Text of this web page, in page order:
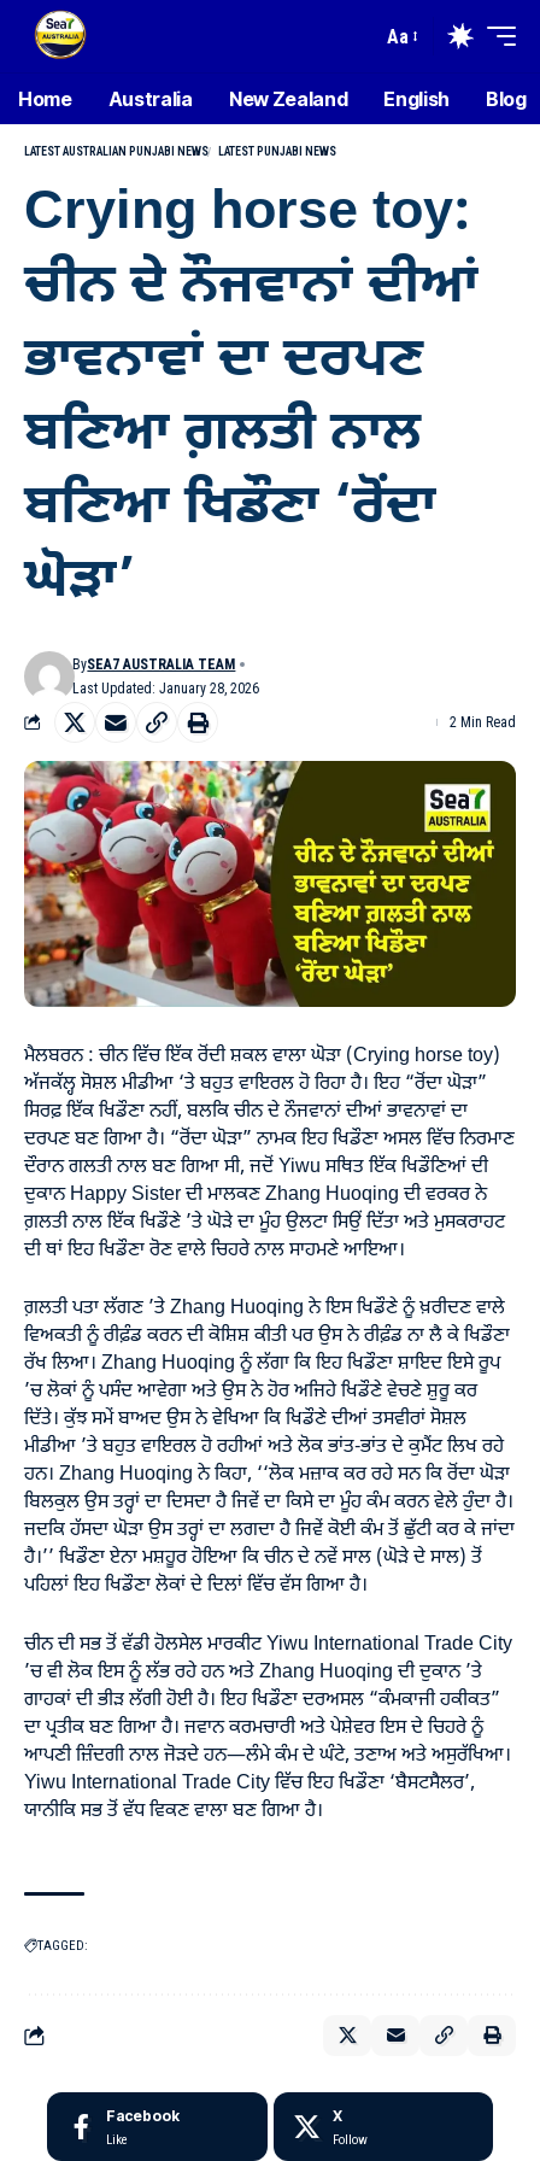
Aa
Home Australia New Zealand English Blog
LATEST AUSTRALIAN PUNJABI NEWS LATEST PUNJABI NEWS
Crying horse toy:
ਚੀਨ ਦੇ ਨੌਜਵਾਨਾਂ ਦੀਆਂ
ਭਾਵਨਾਵਾਂ ਦਾ ਦਰਪਣ
ਬਣਿਆ ਗ਼ਲਤੀ ਨਾਲ
ਬਣਿਆ ਖਿਡੌਣਾ ‘ਰੋਂਦਾ
ਘੋੜਾ’
Last Updated: January 28, 2026
BySEA7 AUSTRALIA TEAM
2 Min Read
ਮੈਲਬਰਨ : ਚੀਨ ਵਿੱਚ ਇੱਕ ਰੋਂਦੀ ਸ਼ਕਲ ਵਾਲਾ ਘੋੜਾ (Crying horse toy)
ਅੱਜਕੱਲ੍ਹ ਸੋਸ਼ਲ ਮੀਡੀਆ ‘ਤੇ ਬਹੁਤ ਵਾਇਰਲ ਹੋ ਰਿਹਾ ਹੈ। ਇਹ “ਰੋਂਦਾ ਘੋੜਾ”
ਸਿਰਫ਼ ਇੱਕ ਖਿਡੌਣਾ ਨਹੀਂ, ਬਲਕਿ ਚੀਨ ਦੇ ਨੌਜਵਾਨਾਂ ਦੀਆਂ ਭਾਵਨਾਵਾਂ ਦਾ
ਦਰਪਣ ਬਣ ਗਿਆ ਹੈ। “ਰੋਂਦਾ ਘੋੜਾ” ਨਾਮਕ ਇਹ ਖਿਡੌਣਾ ਅਸਲ ਵਿੱਚ ਨਿਰਮਾਣ
ਦੌਰਾਨ ਗਲਤੀ ਨਾਲ ਬਣ ਗਿਆ ਸੀ, ਜਦੋਂ Yiwu ਸਥਿਤ ਇੱਕ ਖਿਡੌਣਿਆਂ ਦੀ
ਦੁਕਾਨ Happy Sister ਦੀ ਮਾਲਕਣ Zhang Huoqing ਦੀ ਵਰਕਰ ਨੇ
ਗ਼ਲਤੀ ਨਾਲ ਇੱਕ ਖਿਡੌਣੇ ’ਤੇ ਘੋੜੇ ਦਾ ਮੂੰਹ ਉਲਟਾ ਸਿਉਂ ਦਿੱਤਾ ਅਤੇ ਮੁਸਕਰਾਹਟ
ਦੀ ਥਾਂ ਇਹ ਖਿਡੌਣਾ ਰੋਣ ਵਾਲੇ ਚਿਹਰੇ ਨਾਲ ਸਾਹਮਣੇ ਆਇਆ।
ਗ਼ਲਤੀ ਪਤਾ ਲੱਗਣ ’ਤੇ Zhang Huoqing ਨੇ ਇਸ ਖਿਡੌਣੇ ਨੂੰ ਖ਼ਰੀਦਣ ਵਾਲੇ
ਵਿਅਕਤੀ ਨੂੰ ਰੀਫ਼ੰਡ ਕਰਨ ਦੀ ਕੋਸ਼ਿਸ਼ ਕੀਤੀ ਪਰ ਉਸ ਨੇ ਰੀਫ਼ੰਡ ਨਾ ਲੈ ਕੇ ਖਿਡੌਣਾ
ਰੱਖ ਲਿਆ। Zhang Huoqing ਨੂੰ ਲੱਗਾ ਕਿ ਇਹ ਖਿਡੌਣਾ ਸ਼ਾਇਦ ਇਸੇ ਰੂਪ
’ਚ ਲੋਕਾਂ ਨੂੰ ਪਸੰਦ ਆਵੇਗਾ ਅਤੇ ਉਸ ਨੇ ਹੋਰ ਅਜਿਹੇ ਖਿਡੌਣੇ ਵੇਚਣੇ ਸ਼ੁਰੂ ਕਰ
ਦਿੱਤੇ। ਕੁੱਝ ਸਮੇਂ ਬਾਅਦ ਉਸ ਨੇ ਵੇਖਿਆ ਕਿ ਖਿਡੌਣੇ ਦੀਆਂ ਤਸਵੀਰਾਂ ਸੋਸ਼ਲ
ਮੀਡੀਆ ’ਤੇ ਬਹੁਤ ਵਾਇਰਲ ਹੋ ਰਹੀਆਂ ਅਤੇ ਲੋਕ ਭਾਂਤ-ਭਾਂਤ ਦੇ ਕੁਮੈਂਟ ਲਿਖ ਰਹੇ
ਹਨ। Zhang Huoqing ਨੇ ਕਿਹਾ, ‘‘ਲੋਕ ਮਜ਼ਾਕ ਕਰ ਰਹੇ ਸਨ ਕਿ ਰੋਂਦਾ ਘੋੜਾ
ਬਿਲਕੁਲ ਉਸ ਤਰ੍ਹਾਂ ਦਾ ਦਿਸਦਾ ਹੈ ਜਿਵੇਂ ਦਾ ਕਿਸੇ ਦਾ ਮੂੰਹ ਕੰਮ ਕਰਨ ਵੇਲੇ ਹੁੰਦਾ ਹੈ।
ਜਦਕਿ ਹੱਸਦਾ ਘੋੜਾ ਉਸ ਤਰ੍ਹਾਂ ਦਾ ਲਗਦਾ ਹੈ ਜਿਵੇਂ ਕੋਈ ਕੰਮ ਤੋਂ ਛੁੱਟੀ ਕਰ ਕੇ ਜਾਂਦਾ
ਹੈ।’’ ਖਿਡੌਣਾ ਏਨਾ ਮਸ਼ਹੂਰ ਹੋਇਆ ਕਿ ਚੀਨ ਦੇ ਨਵੇਂ ਸਾਲ (ਘੋੜੇ ਦੇ ਸਾਲ) ਤੋਂ
ਪਹਿਲਾਂ ਇਹ ਖਿਡੌਣਾ ਲੋਕਾਂ ਦੇ ਦਿਲਾਂ ਵਿੱਚ ਵੱਸ ਗਿਆ ਹੈ।
ਚੀਨ ਦੀ ਸਭ ਤੋਂ ਵੱਡੀ ਹੋਲਸੇਲ ਮਾਰਕੀਟ Yiwu International Trade City
’ਚ ਵੀ ਲੋਕ ਇਸ ਨੂੰ ਲੱਭ ਰਹੇ ਹਨ ਅਤੇ Zhang Huoqing ਦੀ ਦੁਕਾਨ ’ਤੇ
ਗਾਹਕਾਂ ਦੀ ਭੀੜ ਲੱਗੀ ਹੋਈ ਹੈ। ਇਹ ਖਿਡੌਣਾ ਦਰਅਸਲ “ਕੰਮਕਾਜੀ ਹਕੀਕਤ”
ਦਾ ਪ੍ਰਤੀਕ ਬਣ ਗਿਆ ਹੈ। ਜਵਾਨ ਕਰਮਚਾਰੀ ਅਤੇ ਪੇਸ਼ੇਵਰ ਇਸ ਦੇ ਚਿਹਰੇ ਨੂੰ
ਆਪਣੀ ਜ਼ਿੰਦਗੀ ਨਾਲ ਜੋੜਦੇ ਹਨ—ਲੰਮੇ ਕੰਮ ਦੇ ਘੰਟੇ, ਤਣਾਅ ਅਤੇ ਅਸੁਰੱਖਿਆ।
Yiwu International Trade City ਵਿੱਚ ਇਹ ਖਿਡੌਣਾ ‘ਬੈਸਟਸੈਲਰ’,
ਯਾਨੀਕਿ ਸਭ ਤੋਂ ਵੱਧ ਵਿਕਣ ਵਾਲਾ ਬਣ ਗਿਆ ਹੈ।
TAGGED:
Facebook
Like
X
Follow